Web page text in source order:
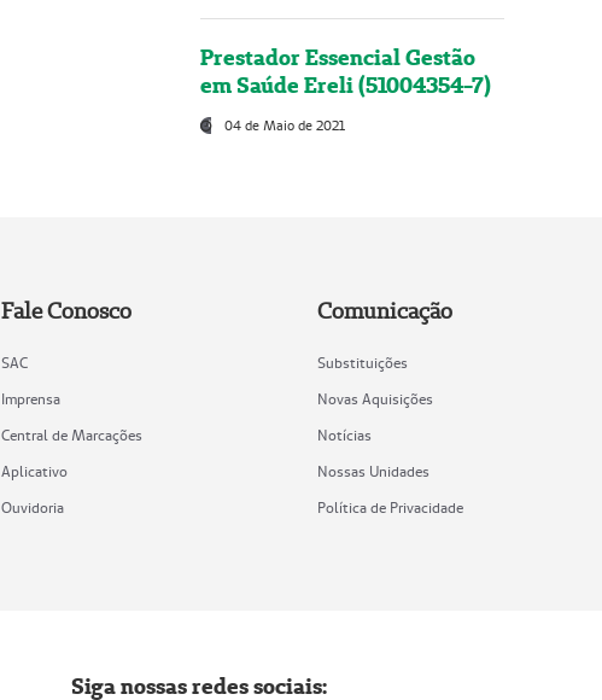
Prestador Essencial Gestão
em Saúde Ereli (51004354-7)
04 de Maio de 2021
Fale Conosco
SAC
Imprensa
Central de Marcações
Aplicativo
Ouvidoria
Comunicação
Substituições
Novas Aquisições
Notícias
Nossas Unidades
Política de Privacidade
Siga nossas redes sociais: